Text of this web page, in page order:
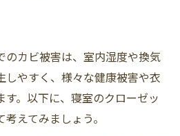
のカビ被害は、室内湿度や換気
しやすく、様々な健康被害や衣
。以下に、寝室のクローゼッ
えてみましょう。